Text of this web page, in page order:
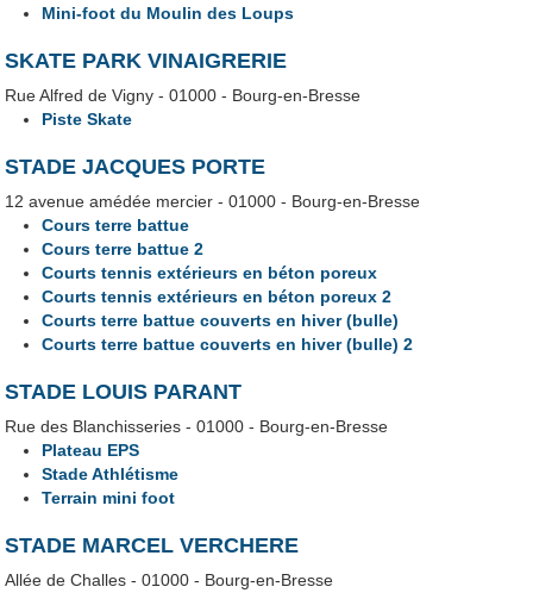
Mini-foot du Moulin des Loups
SKATE PARK VINAIGRERIE
Rue Alfred de Vigny - 01000 - Bourg-en-Bresse
Piste Skate
STADE JACQUES PORTE
12 avenue amédée mercier - 01000 - Bourg-en-Bresse
Cours terre battue
Cours terre battue 2
Courts tennis extérieurs en béton poreux
Courts tennis extérieurs en béton poreux 2
Courts terre battue couverts en hiver (bulle)
Courts terre battue couverts en hiver (bulle) 2
STADE LOUIS PARANT
Rue des Blanchisseries - 01000 - Bourg-en-Bresse
Plateau EPS
Stade Athlétisme
Terrain mini foot
STADE MARCEL VERCHERE
Allée de Challes - 01000 - Bourg-en-Bresse